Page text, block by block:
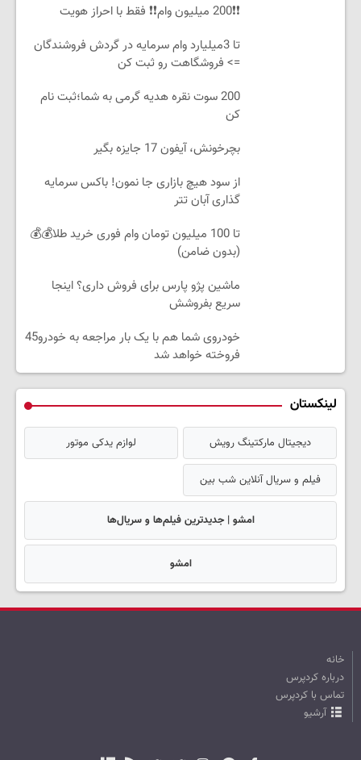
❗❗200 میلیون وام❗❗ فقط با احراز هویت
تا 3میلیارد وام سرمایه در گردش فروشندگان
=> فروشگاهت رو ثبت کن
200 سوت نقره هدیه گرمی به شما؛ثبت نام
کن
بچرخونش، آیفون 17 جایزه بگیر
از سود هیچ بازاری جا نمون! باکس سرمایه
گذاری آبان تتر
تا 100 میلیون تومان وام فوری خرید طلا💰💰
(بدون ضامن)
ماشین پژو پارس برای فروش داری؟ اینجا
سریع بفروشش
خودروی شما هم با یک بار مراجعه به خودرو45
فروخته خواهد شد
لینکستان
دیجیتال مارکتینگ رویش لوازم یدکی موتور
فیلم و سریال آنلاین شب بین
امشو | جدیدترین فیلم‌ها و سریال‌ها
امشو
خانه
درباره کردپرس
تماس با کردپرس
آرشیو